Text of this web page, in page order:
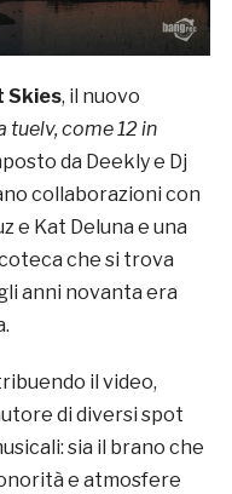
Skies, il nuovo
tuelv, come 12 in
da Deekly e Dj
collaborazioni con
e Kat Deluna e una
che si trova
anni novanta era
il video,
di diversi spot
sia il brano che
e atmosfere